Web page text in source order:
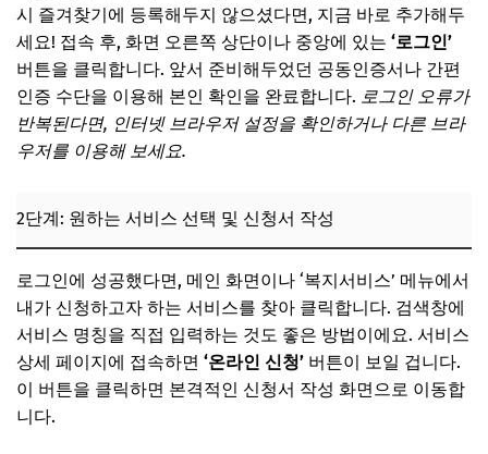
시 즐겨찾기에 등록해두지 않으셨다면, 지금 바로 추가해두
세요! 접속 후, 화면 오른쪽 상단이나 중앙에 있는 ‘로그인’
버튼을 클릭합니다. 앞서 준비해두었던 공동인증서나 간편
인증 수단을 이용해 본인 확인을 완료합니다. 로그인 오류가
반복된다면, 인터넷 브라우저 설정을 확인하거나 다른 브라
우저를 이용해 보세요.
2단계: 원하는 서비스 선택 및 신청서 작성
로그인에 성공했다면, 메인 화면이나 ‘복지서비스’ 메뉴에서
내가 신청하고자 하는 서비스를 찾아 클릭합니다. 검색창에
서비스 명칭을 직접 입력하는 것도 좋은 방법이에요. 서비스
상세 페이지에 접속하면 ‘온라인 신청’ 버튼이 보일 겁니다.
이 버튼을 클릭하면 본격적인 신청서 작성 화면으로 이동합
니다.